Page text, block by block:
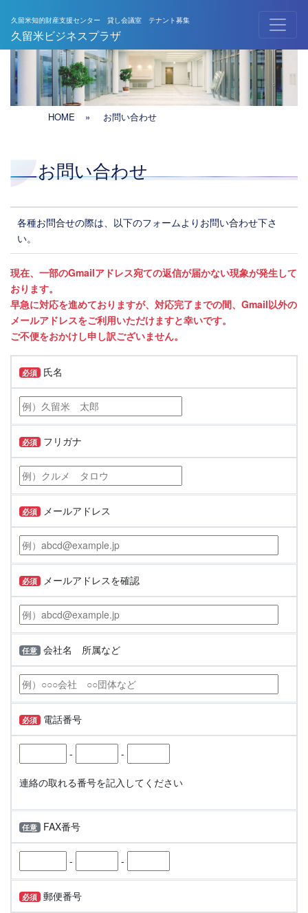
メインナビゲーション
久留米知的財産支援センター 貸し会議室 テナント募集
久留米ビジネスプラザ
HOME » お問い合わせ
お問い合わせ
各種お問合せの際は、以下のフォームよりお問い合わせ下さ
い。
現在、一部のGmailアドレス宛ての返信が届かない現象が発生して
おります。
早急に対応を進めておりますが、対応完了までの間、Gmail以外の
メールアドレスをご利用いただけますと幸いです。
ご不便をおかけし申し訳ございません。
必須 氏名
必須 フリガナ
必須 メールアドレス
必須 メールアドレスを確認
任意 会社名 所属など
必須 電話番号
- -
連絡の取れる番号を記入してください
任意 FAX番号
- -
必須 郵便番号